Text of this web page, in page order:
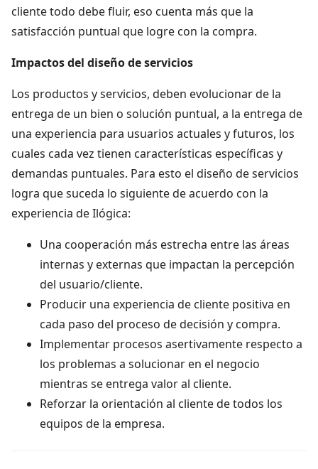
cliente todo debe fluir, eso cuenta más que la
satisfacción puntual que logre con la compra.
Impactos del diseño de servicios
Los productos y servicios, deben evolucionar de la
entrega de un bien o solución puntual, a la entrega de
una experiencia para usuarios actuales y futuros, los
cuales cada vez tienen características específicas y
demandas puntuales. Para esto el diseño de servicios
logra que suceda lo siguiente de acuerdo con la
experiencia de Ilógica:
Una cooperación más estrecha entre las áreas
internas y externas que impactan la percepción
del usuario/cliente.
Producir una experiencia de cliente positiva en
cada paso del proceso de decisión y compra.
Implementar procesos asertivamente respecto a
los problemas a solucionar en el negocio
mientras se entrega valor al cliente.
Reforzar la orientación al cliente de todos los
equipos de la empresa.